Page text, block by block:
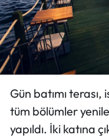
Gün batımı
tüm bölümler
yapıldı. İki katına